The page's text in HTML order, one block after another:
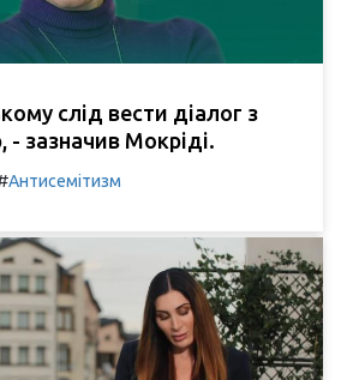
слід вести діалог з
зазначив Мокріді.
Антисемітизм